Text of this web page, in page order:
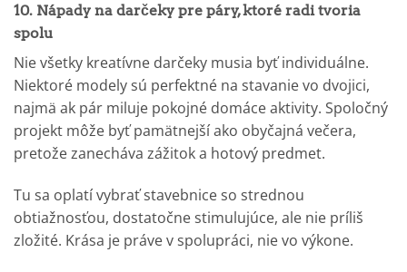
10. Nápady na darčeky pre páry, ktoré radi tvoria
spolu
Nie všetky kreatívne darčeky musia byť individuálne.
Niektoré modely sú perfektné na stavanie vo dvojici,
najmä ak pár miluje pokojné domáce aktivity. Spoločný
projekt môže byť pamätnejší ako obyčajná večera,
pretože zanecháva zážitok a hotový predmet.
Tu sa oplatí vybrať stavebnice so strednou
obtiažnosťou, dostatočne stimulujúce, ale nie príliš
zložité. Krása je práve v spolupráci, nie vo výkone.